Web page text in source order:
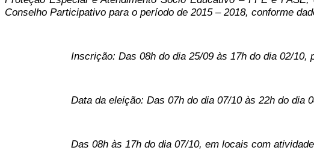
Conselho Participativo para o período de 2015 – 2018, conforme
Inscrição: Das 08h do dia 25/09 às 17h do dia 02/10,
Data da eleição: Das 07h do dia 07/10 às 22h do dia
Das 08h às 17h do dia 07/10, em locais com